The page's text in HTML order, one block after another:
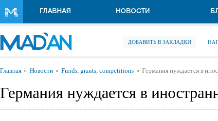
ГЛАВНАЯ НОВОСТИ
ДОБАВИТЬ В ЗАКЛАДКИ
Вы здесь
Главная Новости Funds, grants, competitions Германия нуждается в
Германия нуждается в